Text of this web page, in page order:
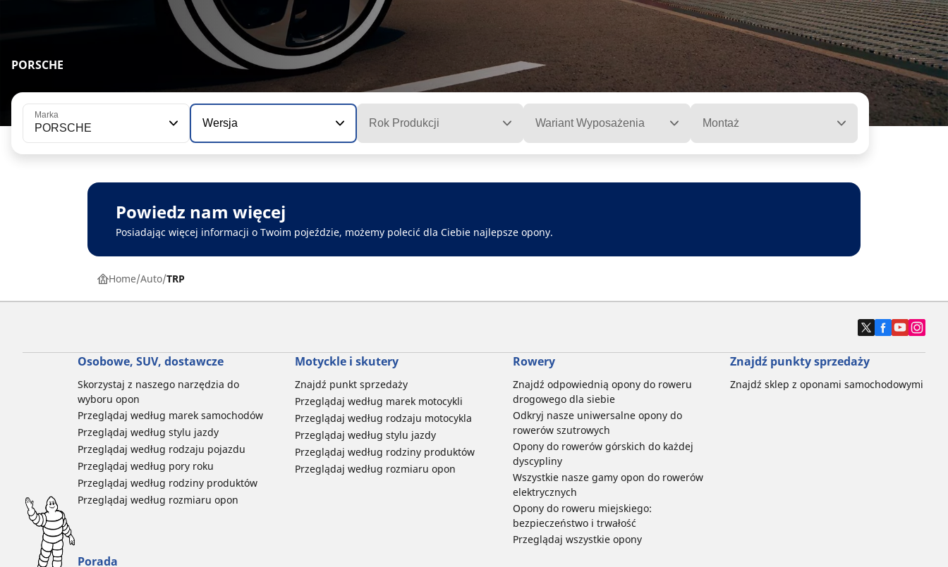
PORSCHE
Marka
PORSCHE Wersja Rok Produkcji Wariant Wyposażenia Montaż
Powiedz nam więcej
Posiadając więcej informacji o Twoim pojeździe, możemy polecić dla Ciebie najlepsze opony.
Home Auto TRP
Osobowe, SUV, dostawcze
Skorzystaj z naszego narzędzia do
wyboru opon
Przeglądaj według marek samochodów
Przeglądaj według stylu jazdy
Przeglądaj według rodzaju pojazdu
Przeglądaj według pory roku
Przeglądaj według rodziny produktów
Przeglądaj według rozmiaru opon
Motyckle i skutery
Znajdź punkt sprzedaży
Przeglądaj według marek motocykli
Przeglądaj według rodzaju motocykla
Przeglądaj według stylu jazdy
Przeglądaj według rodziny produktów
Przeglądaj według rozmiaru opon
Rowery
Znajdź odpowiednią opony do roweru
drogowego dla siebie
Odkryj nasze uniwersalne opony do
rowerów szutrowych
Opony do rowerów górskich do każdej
dyscypliny
Wszystkie nasze gamy opon do rowerów
elektrycznych
Opony do roweru miejskiego:
bezpieczeństwo i trwałość
Przeglądaj wszystkie opony
Znajdź punkty sprzedaży
Znajdź sklep z oponami samochodowymi
Porada